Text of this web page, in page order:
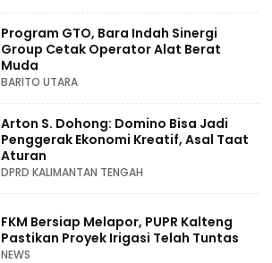
Program GTO, Bara Indah Sinergi
Group Cetak Operator Alat Berat
Muda
BARITO UTARA
Arton S. Dohong: Domino Bisa Jadi
Penggerak Ekonomi Kreatif, Asal Taat
Aturan
DPRD KALIMANTAN TENGAH
FKM Bersiap Melapor, PUPR Kalteng
Pastikan Proyek Irigasi Telah Tuntas
NEWS